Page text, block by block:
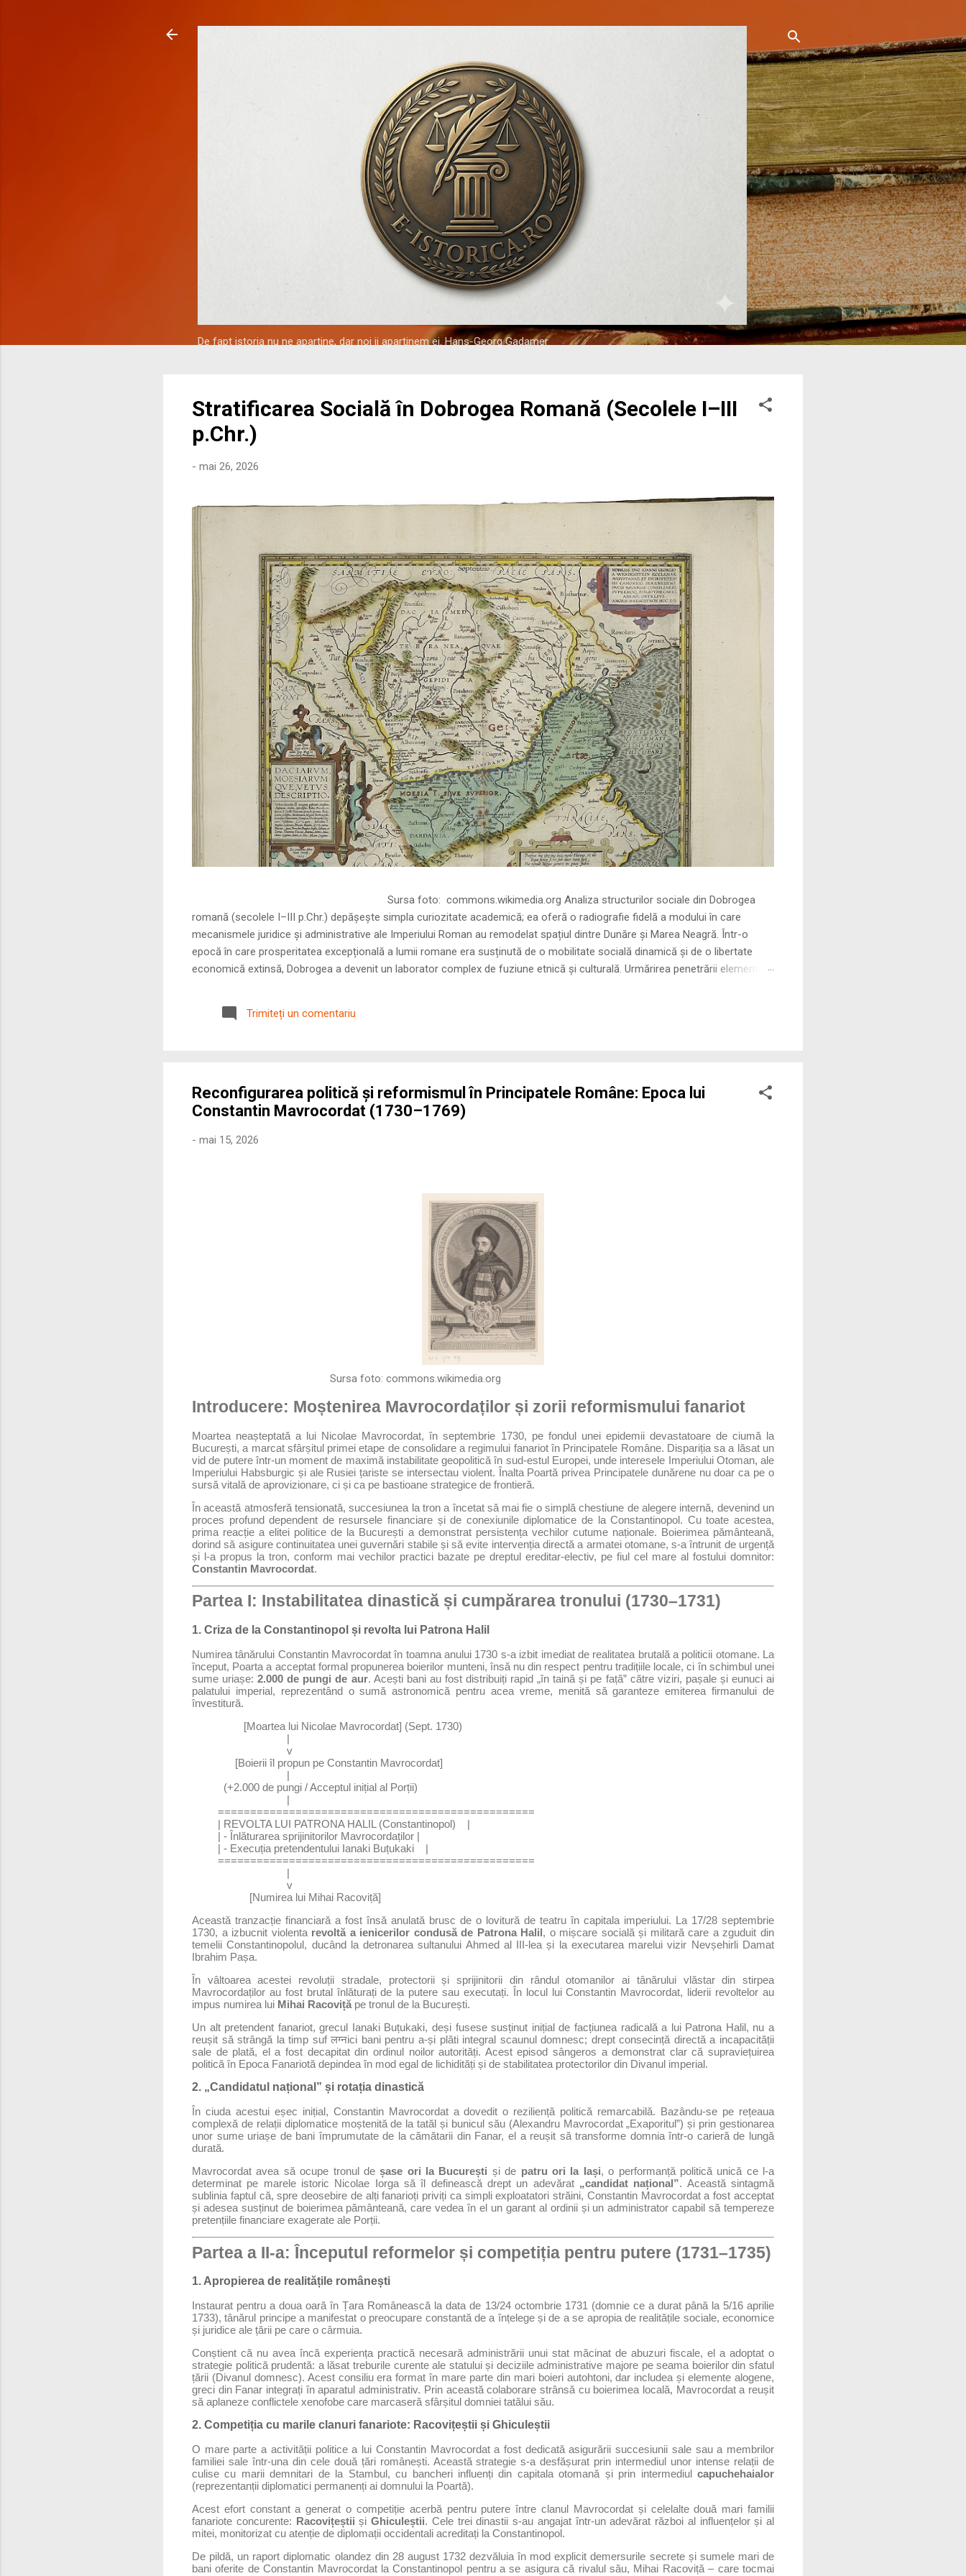
De fapt istoria nu ne apartine, dar noi ii apartinem ei. Hans-Georg Gadamer
Stratificarea Socială în Dobrogea Romană (Secolele I–III
p.Chr.)
- mai 26, 2026
Sursa foto: commons.wikimedia.org Analiza structurilor sociale din Dobrogea
romană (secolele I–III p.Chr.) depășește simpla curiozitate academică; ea oferă o radiografie fidelă a modului în care
mecanismele juridice și administrative ale Imperiului Roman au remodelat spațiul dintre Dunăre și Marea Neagră. Într-o
epocă în care prosperitatea excepțională a lumii romane era susținută de o mobilitate socială dinamică și de o libertate
economică extinsă, Dobrogea a devenit un laborator complex de fuziune etnică și culturală. Urmărirea penetrării elementului
precizie profunzimea și ritmul procesului de rom...
Trimiteți un comentariu
Reconfigurarea politică și reformismul în Principatele Române: Epoca lui
Constantin Mavrocordat (1730–1769)
- mai 15, 2026
Sursa foto: commons.wikimedia.org
Introducere: Moștenirea Mavrocordaților și zorii reformismului fanariot
Moartea neașteptată a lui Nicolae Mavrocordat, în septembrie 1730, pe fondul unei epidemii devastatoare de ciumă la
București, a marcat sfârșitul primei etape de consolidare a regimului fanariot în Principatele Române. Dispariția sa a lăsat un
vid de putere într-un moment de maximă instabilitate geopolitică în sud-estul Europei, unde interesele Imperiului Otoman, ale
Imperiului Habsburgic și ale Rusiei țariste se intersectau violent. Înalta Poartă privea Principatele dunărene nu doar ca pe o
sursă vitală de aprovizionare, ci și ca pe bastioane strategice de frontieră.
În această atmosferă tensionată, succesiunea la tron a încetat să mai fie o simplă chestiune de alegere internă, devenind un
proces profund dependent de resursele financiare și de conexiunile diplomatice de la Constantinopol. Cu toate acestea,
prima reacție a elitei politice de la București a demonstrat persistența vechilor cutume naționale. Boierimea pământeană,
dorind să asigure continuitatea unei guvernări stabile și să evite intervenția directă a armatei otomane, s-a întrunit de urgență
și l-a propus la tron, conform mai vechilor practici bazate pe dreptul ereditar-electiv, pe fiul cel mare al fostului domnitor:
Constantin Mavrocordat.
Partea I: Instabilitatea dinastică și cumpărarea tronului (1730–1731)
1. Criza de la Constantinopol și revolta lui Patrona Halil
Numirea tânărului Constantin Mavrocordat în toamna anului 1730 s-a izbit imediat de realitatea brutală a politicii otomane. La
început, Poarta a acceptat formal propunerea boierilor munteni, însă nu din respect pentru tradițiile locale, ci în schimbul unei
sume uriașe:2.000 de pungi de aur. Acești bani au fost distribuiți rapid „în taină și pe față” către viziri, pașale și eunuci ai
palatului imperial, reprezentând o sumă astronomică pentru acea vreme, menită să garanteze emiterea firmanului de
învestitură.
                  [Moartea lui Nicolae Mavrocordat] (Sept. 1730)
                                 |
                                 v
               [Boierii îl propun pe Constantin Mavrocordat]
                                 |
           (+2.000 de pungi / Acceptul inițial al Porții)
                                 |
         =================================================
         | REVOLTA LUI PATRONA HALIL (Constantinopol)    |
         | - Înlăturarea sprijinitorilor Mavrocordaților |
         | - Execuția pretendentului Ianaki Buțukaki    |
         =================================================
                                 |
                                 v
                    [Numirea lui Mihai Racoviță]
Această tranzacție financiară a fost însă anulată brusc de o lovitură de teatru în capitala imperiului. La 17/28 septembrie
1730, a izbucnit violenta revoltă a ienicerilor condusă de Patrona Halil, o mișcare socială și militară care a zguduit din
temelii Constantinopolul, ducând la detronarea sultanului Ahmed al III-lea și la executarea marelui vizir Nevșehirli Damat
Ibrahim Pașa.
În vâltoarea acestei revoluții stradale, protectorii și sprijinitorii din rândul otomanilor ai tânărului vlăstar din stirpea
Mavrocordaților au fost brutal înlăturați de la putere sau executați. În locul lui Constantin Mavrocordat, liderii revoltelor au
impus numirea lui Mihai Racoviță pe tronul de la București.
Un alt pretendent fanariot, grecul Ianaki Buțukaki, deși fusese susținut inițial de facțiunea radicală a lui Patrona Halil, nu a
reușit să strângă la timp suf लग्नici bani pentru a-și plăti integral scaunul domnesc; drept consecință directă a incapacității
sale de plată, el a fost decapitat din ordinul noilor autorități. Acest episod sângeros a demonstrat clar că supraviețuirea
politică în Epoca Fanariotă depindea în mod egal de lichidități și de stabilitatea protectorilor din Divanul imperial.
2. „Candidatul național” și rotația dinastică
În ciuda acestui eșec inițial, Constantin Mavrocordat a dovedit o reziliență politică remarcabilă. Bazându-se pe rețeaua
complexă de relații diplomatice moștenită de la tatăl și bunicul său (Alexandru Mavrocordat „Exaporitul”) și prin gestionarea
unor sume uriașe de bani împrumutate de la cămătarii din Fanar, el a reușit să transforme domnia într-o carieră de lungă
durată.
Mavrocordat avea să ocupe tronul deșase ori la București și de patru ori la Iași, o performanță politică unică ce l-a
determinat pe marele istoric Nicolae Iorga să îl definească drept un adevărat „candidat național”. Această sintagmă
sublinia faptul că, spre deosebire de alți fanarioți priviți ca simpli exploatatori străini, Constantin Mavrocordat a fost acceptat
și adesea susținut de boierimea pământeană, care vedea în el un garant al ordinii și un administrator capabil să tempereze
pretențiile financiare exagerate ale Porții.
Partea a II-a: Începutul reformelor și competiția pentru putere (1731–1735)
1. Apropierea de realitățile românești
Instaurat pentru a doua oară în Țara Românească la data de 13/24 octombrie 1731 (domnie ce a durat până la 5/16 aprilie
1733), tânărul principe a manifestat o preocupare constantă de a înțelege și de a se apropia de realitățile sociale, economice
și juridice ale țării pe care o cârmuia.
Conștient că nu avea încă experiența practică necesară administrării unui stat măcinat de abuzuri fiscale, el a adoptat o
strategie politică prudentă: a lăsat treburile curente ale statului și deciziile administrative majore pe seama boierilor din sfatul
țării (Divanul domnesc). Acest consiliu era format în mare parte din mari boieri autohtoni, dar includea și elemente alogene,
greci din Fanar integrați în aparatul administrativ. Prin această colaborare strânsă cu boierimea locală, Mavrocordat a reușit
să aplaneze conflictele xenofobe care marcaseră sfârșitul domniei tatălui său.
2. Competiția cu marile clanuri fanariote: Racovițeștii și Ghiculeștii
O mare parte a activității politice a lui Constantin Mavrocordat a fost dedicată asigurării succesiunii sale sau a membrilor
familiei sale într-una din cele două țări românești. Această strategie s-a desfășurat prin intermediul unor intense relații de
culise cu marii demnitari de la Stambul, cu bancheri influenți din capitala otomană și prin intermediul capuchehaialor
(reprezentanții diplomatici permanenți ai domnului la Poartă).
Acest efort constant a generat o competiție acerbă pentru putere între clanul Mavrocordat și celelalte două mari familii
fanariote concurente: Racovițeștii și Ghiculeștii. Cele trei dinastii s-au angajat într-un adevărat război al influențelor și al
mitei, monitorizat cu atenție de diplomații occidentali acreditați la Constantinopol.
De pildă, un raport diplomatic olandez din 28 august 1732 dezvăluia în mod explicit demersurile secrete și sumele mari de
bani oferite de Constantin Mavrocordat la Constantinopol pentru a se asigura că rivalul său, Mihai Racoviță – care tocmai